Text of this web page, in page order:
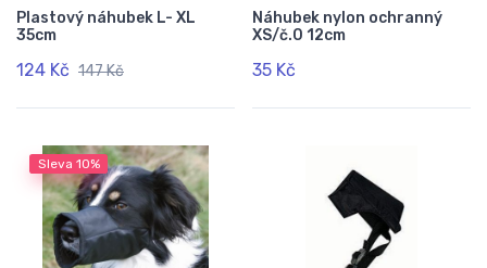
Plastový náhubek L- XL
35cm
124 Kč 147 Kč
Náhubek nylon ochranný
XS/č.0 12cm
35 Kč
Sleva 10%